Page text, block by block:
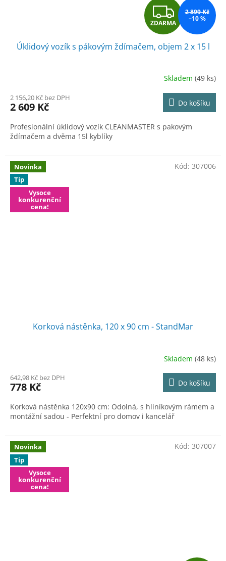
Z
D
A
R
M
A
ZDARMA
2 899 Kč
–10 %
Úklidový vozík s pákovým ždímačem, objem 2 x 15 l
Skladem (49 ks)
2 156,20 Kč bez DPH
2 609 Kč Do košíku
Profesionální úklidový vozík CLEANMASTER s pakovým
ždímačem a dvěma 15l kyblíky
Novinka
Tip
Vysoce
konkurenční
cena!
Korková nástěnka, 120 x 90 cm - StandMar
Skladem (48 ks)
642,98 Kč bez DPH
778 Kč Do košíku
Korková nástěnka 120x90 cm: Odolná, s hliníkovým rámem a
montážní sadou - Perfektní pro domov i kancelář
Kód: 307006
Novinka
Tip
Vysoce
konkurenční
cena!
Kód: 307007